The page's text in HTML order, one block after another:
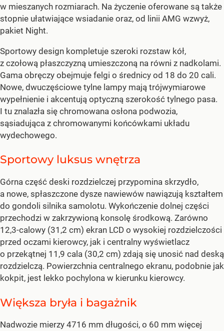
w mieszanych rozmiarach. Na życzenie oferowane są także
stopnie ułatwiające wsiadanie oraz, od linii AMG wzwyż,
pakiet Night.
Sportowy design kompletuje szeroki rozstaw kół,
z czołową płaszczyzną umieszczoną na równi z nadkolami.
Gama obręczy obejmuje felgi o średnicy od 18 do 20 cali.
Nowe, dwuczęściowe tylne lampy mają trójwymiarowe
wypełnienie i akcentują optyczną szerokość tylnego pasa.
I tu znalazła się chromowana osłona podwozia,
sąsiadująca z chromowanymi końcówkami układu
wydechowego.
Sportowy luksus wnętrza
Górna część deski rozdzielczej przypomina skrzydło,
a nowe, spłaszczone dysze nawiewów nawiązują kształtem
do gondoli silnika samolotu. Wykończenie dolnej części
przechodzi w zakrzywioną konsolę środkową. Zarówno
12,3-calowy (31,2 cm) ekran LCD o wysokiej rozdzielczości
przed oczami kierowcy, jak i centralny wyświetlacz
o przekątnej 11,9 cala (30,2 cm) zdają się unosić nad deską
rozdzielczą. Powierzchnia centralnego ekranu, podobnie jak
kokpit, jest lekko pochylona w kierunku kierowcy.
Większa bryła i bagażnik
Nadwozie mierzy 4716 mm długości, o 60 mm więcej